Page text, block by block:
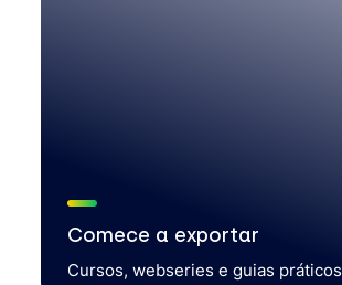
Comece a exportar
Cursos, webseries e guias práticos